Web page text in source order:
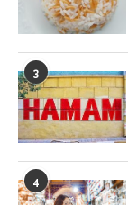
3
4